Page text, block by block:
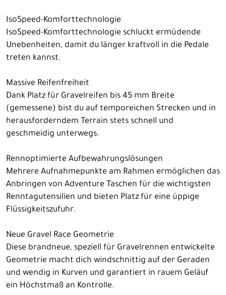
IsoSpeed-Komforttechnologie
IsoSpeed-Komforttechnologie schluckt ermüdende
Unebenheiten, damit du länger kraftvoll in die Pedale
treten kannst.
Massive Reifenfreiheit
Dank Platz für Gravelreifen bis 45 mm Breite
(gemessene) bist du auf temporeichen Strecken und in
herausforderndem Terrain stets schnell und
geschmeidig unterwegs.
Rennoptimierte Aufbewahrungslösungen
Mehrere Aufnahmepunkte am Rahmen ermöglichen das
Anbringen von Adventure Taschen für die wichtigsten
Renntagutensilien und bieten Platz für eine üppige
Flüssigkeitszufuhr.
Neue Gravel Race Geometrie
Diese brandneue, speziell für Gravelrennen entwickelte
Geometrie macht dich windschnittig auf der Geraden
und wendig in Kurven und garantiert in rauem Geläuf
ein Höchstmaß an Kontrolle.